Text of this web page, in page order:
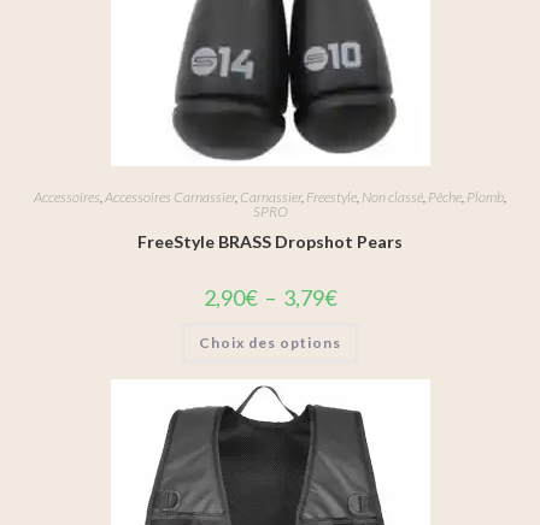
Accessoires,Accessoires Carnassier, Carnassier, Freestyle, Non classé, Pêche, Plomb,
SPRO
FreeStyle BRASS Dropshot Pears
2,90€ – 3,79€
Choix des options